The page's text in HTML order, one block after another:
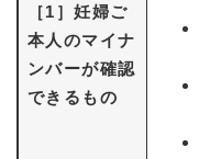
［1］妊婦ご
本人のマイナ
ンバーが確認
できるもの